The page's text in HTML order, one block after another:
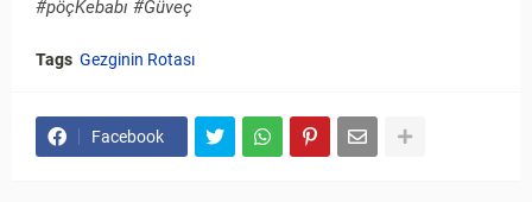
#pöçKebabı #Güveç
Tags Gezginin Rotası
Facebook